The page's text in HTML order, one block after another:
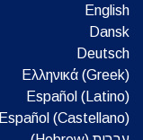
English
Dansk
Deutsch
Ελληνικά (Greek)
Español (Latino)
Español (Castellano)